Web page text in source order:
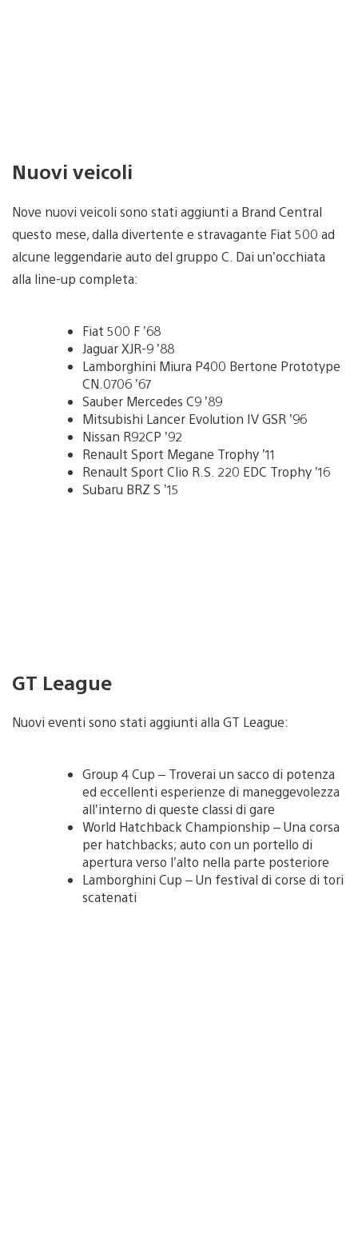
Nuovi veicoli
Nove nuovi veicoli sono stati aggiunti a Brand Central
questo mese, dalla divertente e stravagante Fiat 500 ad
alcune leggendarie auto del gruppo C. Dai un’occhiata
alla line-up completa:
Fiat 500 F ’68
Jaguar XJR-9 ’88
Lamborghini Miura P400 Bertone Prototype
CN.0706 ’67
Sauber Mercedes C9 ’89
Mitsubishi Lancer Evolution IV GSR ’96
Nissan R92CP ’92
Renault Sport Megane Trophy ’11
Renault Sport Clio R.S. 220 EDC Trophy ’16
Subaru BRZ S ’15
GT League
Nuovi eventi sono stati aggiunti alla GT League:
Group 4 Cup – Troverai un sacco di potenza
ed eccellenti esperienze di maneggevolezza
all’interno di queste classi di gare
World Hatchback Championship – Una corsa
per hatchbacks; auto con un portello di
apertura verso l’alto nella parte posteriore
Lamborghini Cup – Un festival di corse di tori
scatenati